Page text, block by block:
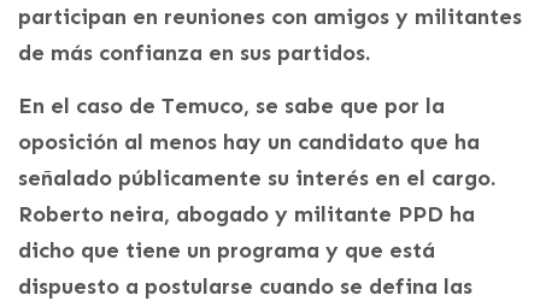
participan en reuniones con amigos y militantes
de más confianza en sus partidos.
En el caso de Temuco, se sabe que por la
oposición al menos hay un candidato que ha
señalado públicamente su interés en el cargo.
Roberto neira, abogado y militante PPD ha
dicho que tiene un programa y que está
dispuesto a postularse cuando se defina las